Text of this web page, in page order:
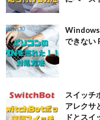
できない
スイッチ
アレクサ
ドとスイ